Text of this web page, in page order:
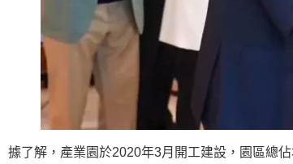
據了解，產業園於2020年3月開工建設，園區總